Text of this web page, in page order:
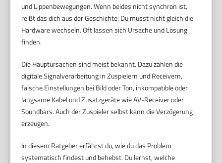
und Lippenbewegungen. Wenn beides nicht synchron ist,
reißt das dich aus der Geschichte. Du musst nicht gleich die
Hardware wechseln. Oft lassen sich Ursache und Lösung
finden.
Die Hauptursachen sind meist bekannt. Dazu zählen die
digitale Signalverarbeitung in Zuspielern und Receivern,
falsche Einstellungen bei Bild oder Ton, inkompatible oder
langsame Kabel und Zusatzgeräte wie AV-Receiver oder
Soundbars. Auch der Zuspieler selbst kann die Verzögerung
erzeugen.
In diesem Ratgeber erfährst du, wie du das Problem
systematisch findest und behebst. Du lernst, welche